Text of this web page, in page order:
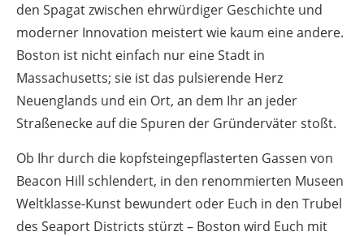
den Spagat zwischen ehrwürdiger Geschichte und
moderner Innovation meistert wie kaum eine andere.
Boston ist nicht einfach nur eine Stadt in
Massachusetts; sie ist das pulsierende Herz
Neuenglands und ein Ort, an dem Ihr an jeder
Straßenecke auf die Spuren der Gründerväter stoßt.
Ob Ihr durch die kopfsteingepflasterten Gassen von
Beacon Hill schlendert, in den renommierten Museen
Weltklasse-Kunst bewundert oder Euch in den Trubel
des Seaport Districts stürzt – Boston wird Euch mit